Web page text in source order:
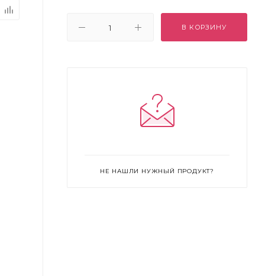
В КОРЗИНУ
НЕ НАШЛИ НУЖНЫЙ ПРОДУКТ?